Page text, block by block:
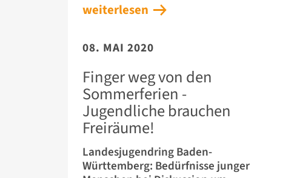
weiterlesen
08. MAI 2020
Finger weg von den
Sommerferien -
Jugendliche brauchen
Freiräume!
Landesjugendring Baden-
Württemberg: Bedürfnisse junger